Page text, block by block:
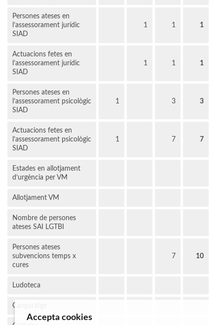
Persones ateses en
l’assessorament jurídic
SIAD
1 1 1
Actuacions fetes en
l’assessorament jurídic
SIAD
1 1 1
Persones ateses en
l’assessorament psicològic
SIAD
1 3 3
Actuacions fetes en
l’assessorament psicològic
SIAD
1 7 7
Estades en allotjament
d’urgència per VM
Allotjament VM
Nombre de persones
ateses SAI LGTBI
Persones ateses
subvencions temps x
cures
7 10
Ludoteca
Canguratge
Accepta cookies